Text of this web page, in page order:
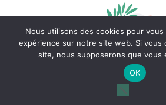
Nous utilisons des cookies pour vous
expérience sur notre site web. Si vous
site, nous supposerons que vous
OK